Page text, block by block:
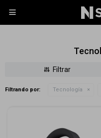

Filtrando por: Tecnología